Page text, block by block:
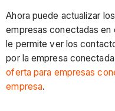
Ahora puede actualizar
empresas conectadas en
le permite ver los
por la empresa
oferta para empresas
empresa.